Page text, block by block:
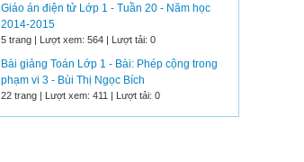
Giáo án điện tử Lớp 1 - Tuần 20 - Năm học
2014-2015
5 trang | Lượt xem: 564 | Lượt tải: 0
Bài giảng Toán Lớp 1 - Bài: Phép cộng trong
phạm vi 3 - Bùi Thị Ngọc Bích
22 trang | Lượt xem: 411 | Lượt tải: 0